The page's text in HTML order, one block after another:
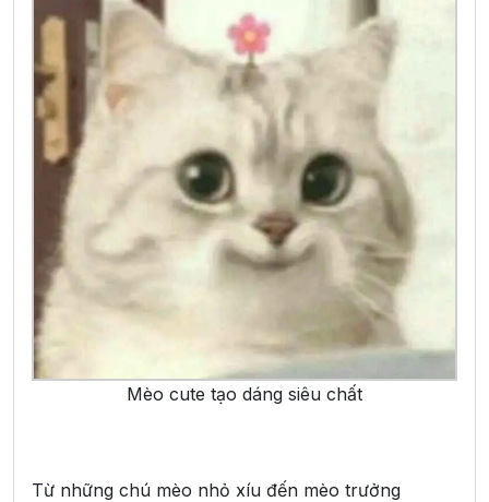
Mèo cute tạo dáng siêu chất
Từ những chú mèo nhỏ xíu đến mèo trưởng